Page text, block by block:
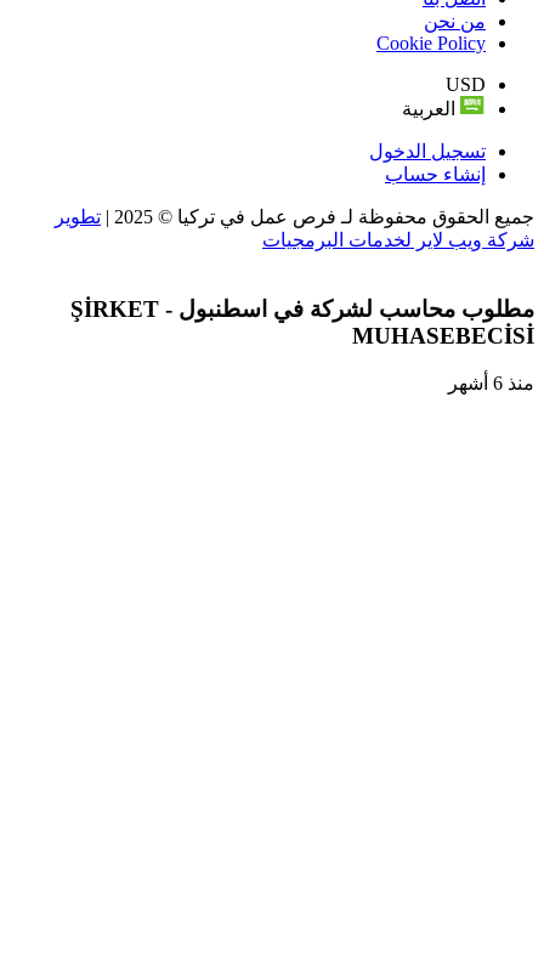
من نحن
Cookie Policy
USD
العربية
تسجيل الدخول
إنشاء حساب
جميع الحقوق محفوظة لـ فرص عمل في تركيا © 2025 |
تطوير
شركة ويب لاير لخدمات البرمجيات
مطلوب محاسب لشركة في اسطنبول - ŞİRKET
MUHASEBECİSİ
منذ 6 أشهر